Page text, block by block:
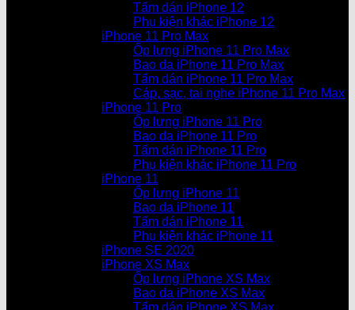
Tấm dán iPhone 12
Phụ kiện khác iPhone 12
iPhone 11 Pro Max
Ốp lưng iPhone 11 Pro Max
Bao da iPhone 11 Pro Max
Tấm dán iPhone 11 Pro Max
Cáp, sạc, tai nghe iPhone 11 Pro Max
iPhone 11 Pro
Ốp lưng iPhone 11 Pro
Bao da iPhone 11 Pro
Tấm dán iPhone 11 Pro
Phụ kiện khác iPhone 11 Pro
iPhone 11
Ốp lưng iPhone 11
Bao da iPhone 11
Tấm dán iPhone 11
Phụ kiện khác iPhone 11
iPhone SE 2020
iPhone XS Max
Ốp lưng iPhone XS Max
Bao da iPhone XS Max
Tấm dán iPhone XS Max